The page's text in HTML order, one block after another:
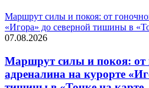
Маршрут силы и покоя: от
«Игора» до северной тишины в
07.08.2026
Маршрут силы и покоя: от
адреналина на курорте